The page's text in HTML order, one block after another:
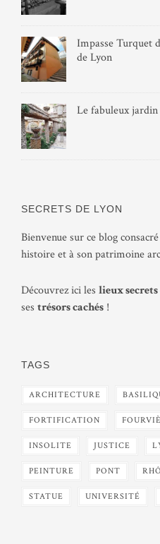
Impasse Turquet
de Lyon
Le fabuleux
SECRETS DE LYON
Bienvenue sur ce blog
histoire et à son patrimoine
Découvrez ici les lieux
ses trésors cachés !
TAGS
ARCHITECTURE
FORTIFICATION
INSOLITE JUSTICE
PEINTURE PONT
STATUE UNIVERSITÉ